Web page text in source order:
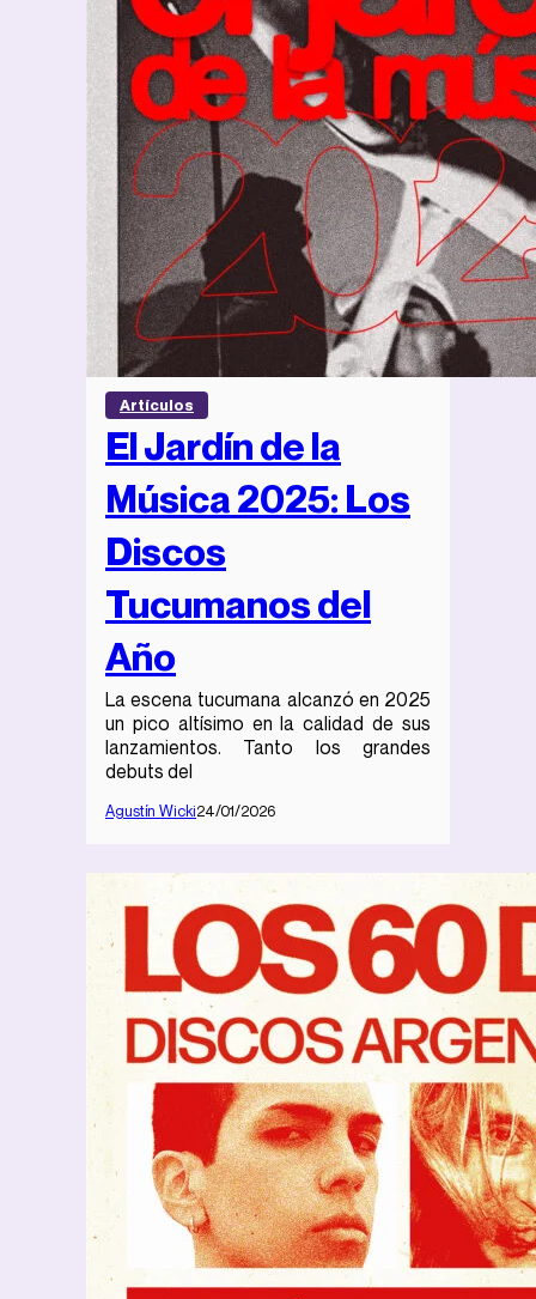
Artículos
El Jardín de la
Música 2025: Los
Discos
Tucumanos del
Año
La escena tucumana alcanzó en 2025
un pico altísimo en la calidad de sus
lanzamientos. Tanto los grandes
debuts del
Agustín Wicki24/01/2026